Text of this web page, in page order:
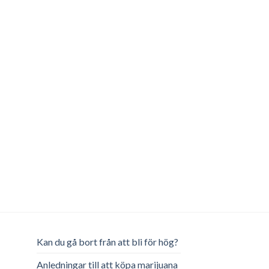
Kan du gå bort från att bli för hög?
Anledningar till att köpa marijuana